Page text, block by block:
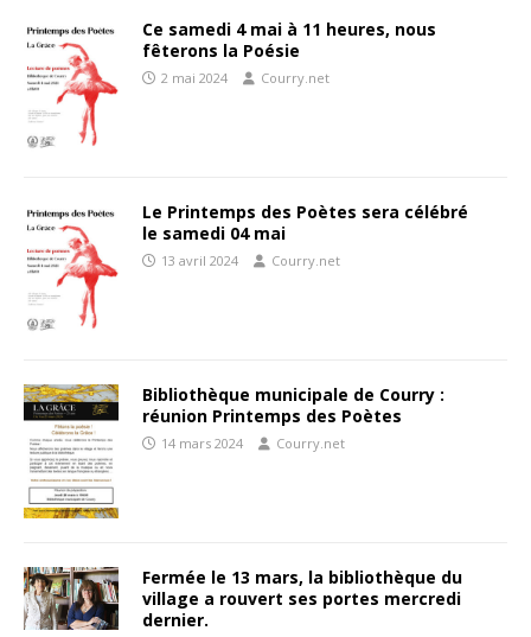
Ce samedi 4 mai à 11 heures, nous
fêterons la Poésie
2 mai 2024 Courry.net
Le Printemps des Poètes sera célébré
le samedi 04 mai
13 avril 2024 Courry.net
Bibliothèque municipale de Courry :
réunion Printemps des Poètes
14 mars 2024 Courry.net
Fermée le 13 mars, la bibliothèque du
village a rouvert ses portes mercredi
dernier.